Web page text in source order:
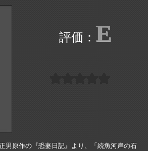
E
男原作の『恐妻日記』より、「続魚河岸の石